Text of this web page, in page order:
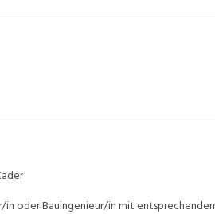
oder Bauingenieur/in mit entsprechendem